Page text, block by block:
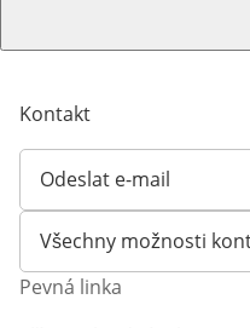
Kontakt
Odeslat e-mail
Otevírá e-mailového
Všechny možnosti
Pevná linka